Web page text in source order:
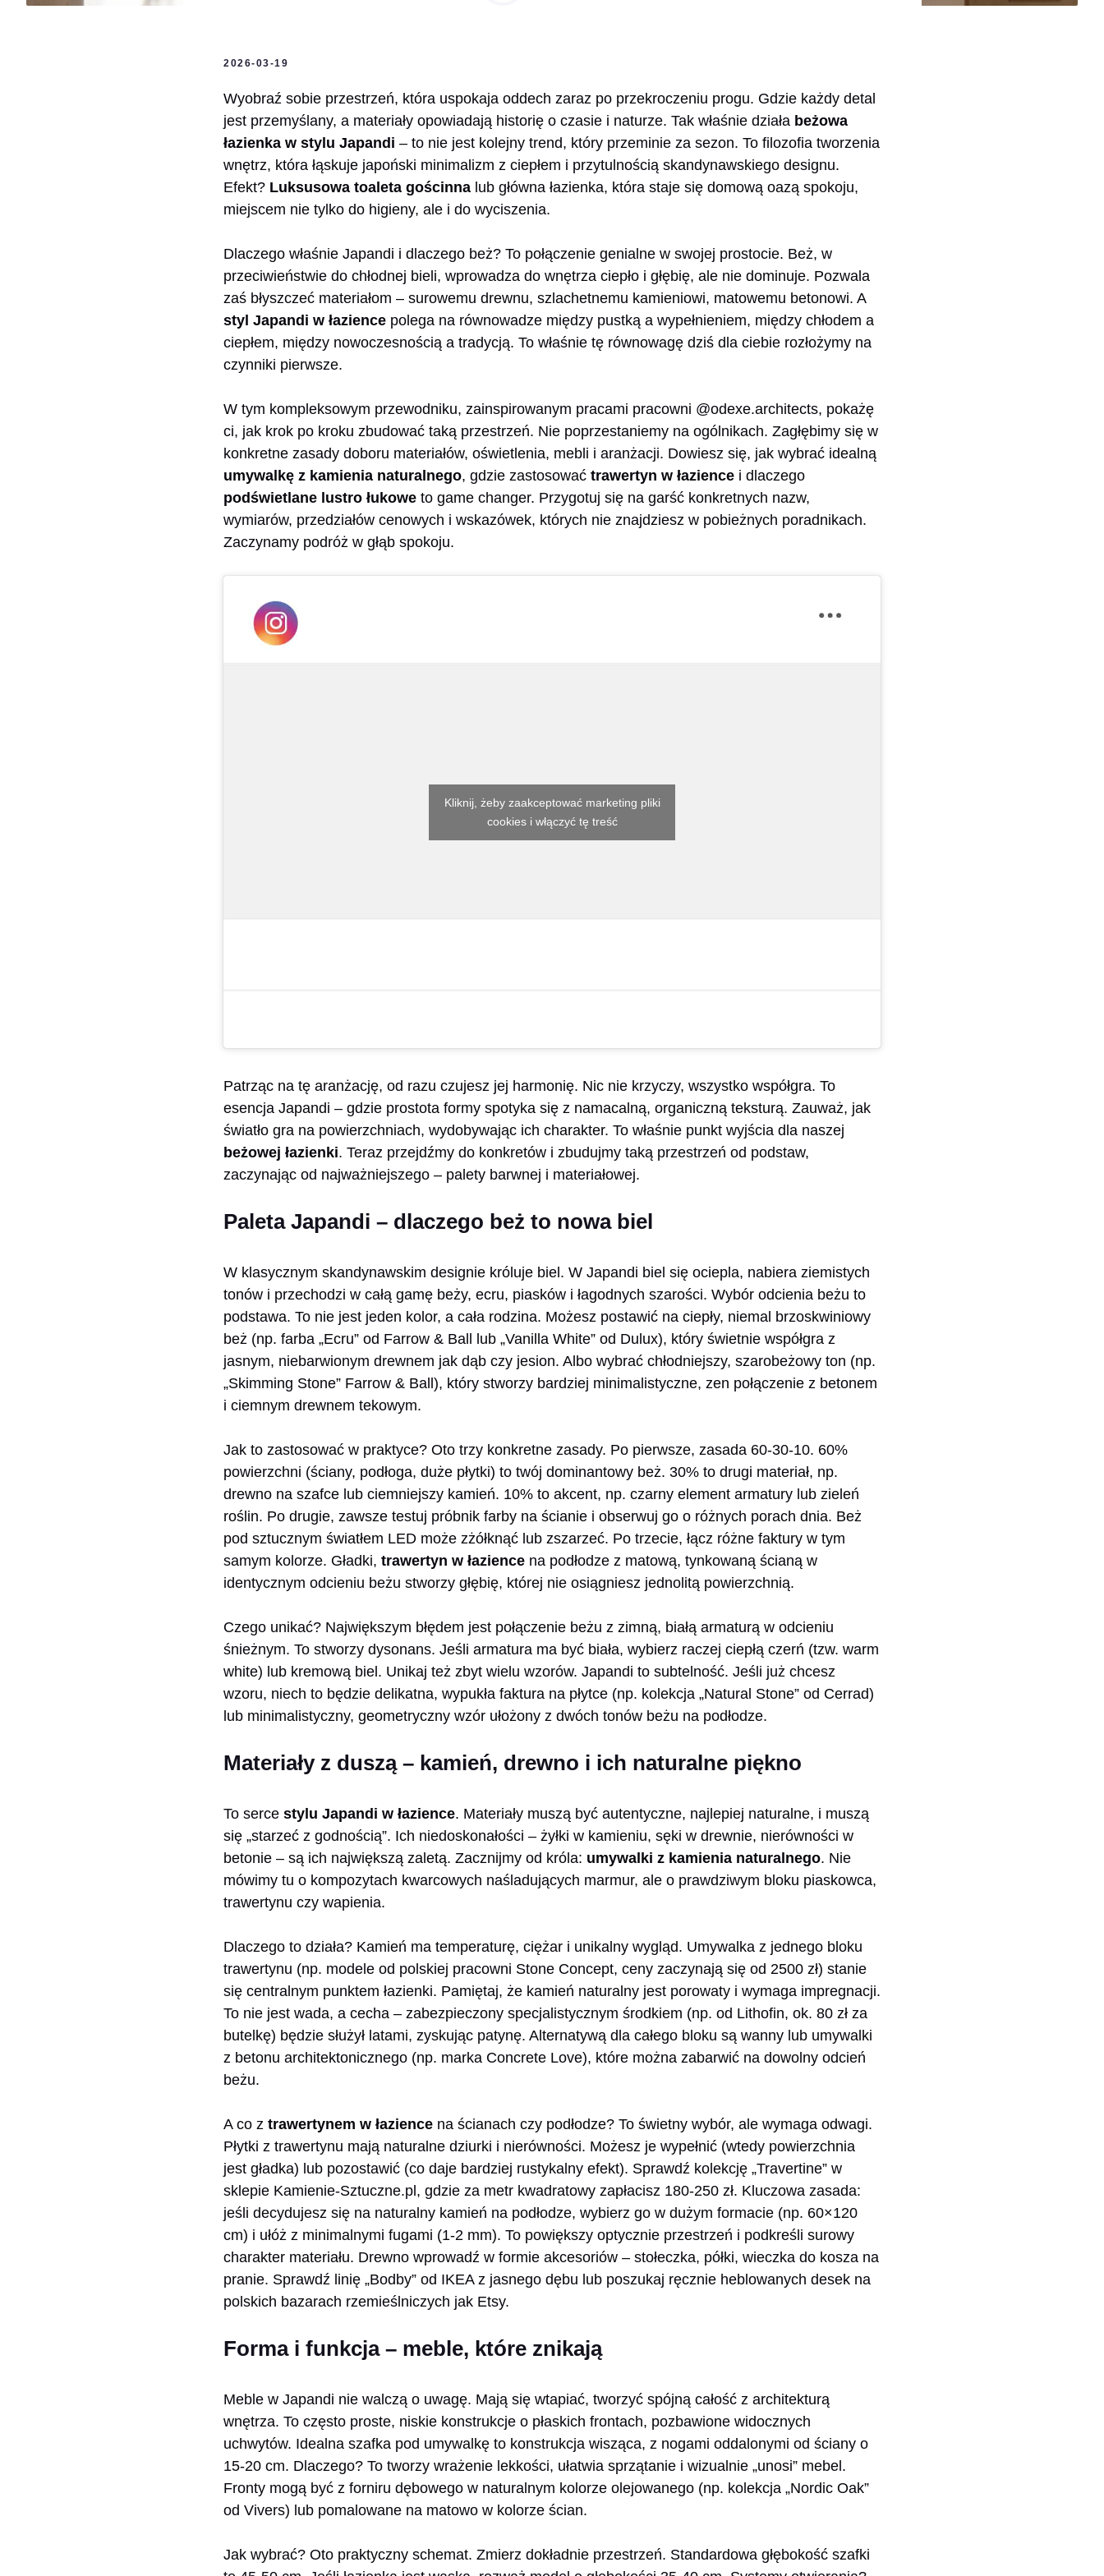
2026-03-19
Wyobraź sobie przestrzeń, która uspokaja oddech zaraz po przekroczeniu progu. Gdzie każdy detal
jest przemyślany, a materiały opowiadają historię o czasie i naturze. Tak właśnie działa beżowa
łazienka w stylu Japandi – to nie jest kolejny trend, który przeminie za sezon. To filozofia tworzenia
wnętrz, która łąskuje japoński minimalizm z ciepłem i przytulnością skandynawskiego designu.
Efekt? Luksusowa toaleta gościnna lub główna łazienka, która staje się domową oazą spokoju,
miejscem nie tylko do higieny, ale i do wyciszenia.
Dlaczego właśnie Japandi i dlaczego beż? To połączenie genialne w swojej prostocie. Beż, w
przeciwieństwie do chłodnej bieli, wprowadza do wnętrza ciepło i głębię, ale nie dominuje. Pozwala
zaś błyszczeć materiałom – surowemu drewnu, szlachetnemu kamieniowi, matowemu betonowi. A
styl Japandi w łazience polega na równowadze między pustką a wypełnieniem, między chłodem a
ciepłem, między nowoczesnością a tradycją. To właśnie tę równowagę dziś dla ciebie rozłożymy na
czynniki pierwsze.
W tym kompleksowym przewodniku, zainspirowanym pracami pracowni @odexe.architects, pokażę
ci, jak krok po kroku zbudować taką przestrzeń. Nie poprzestaniemy na ogólnikach. Zagłębimy się w
konkretne zasady doboru materiałów, oświetlenia, mebli i aranżacji. Dowiesz się, jak wybrać idealną
umywalkę z kamienia naturalnego, gdzie zastosować trawertyn w łazience i dlaczego
podświetlane lustro łukowe to game changer. Przygotuj się na garść konkretnych nazw,
wymiarów, przedziałów cenowych i wskazówek, których nie znajdziesz w pobieżnych poradnikach.
Zaczynamy podróż w głąb spokoju.
Kliknij, żeby zaakceptować marketing pliki
cookies i włączyć tę treść
Patrząc na tę aranżację, od razu czujesz jej harmonię. Nic nie krzyczy, wszystko współgra. To
esencja Japandi – gdzie prostota formy spotyka się z namacalną, organiczną teksturą. Zauważ, jak
światło gra na powierzchniach, wydobywając ich charakter. To właśnie punkt wyjścia dla naszej
beżowej łazienki. Teraz przejdźmy do konkretów i zbudujmy taką przestrzeń od podstaw,
zaczynając od najważniejszego – palety barwnej i materiałowej.
Paleta Japandi – dlaczego beż to nowa biel
W klasycznym skandynawskim designie króluje biel. W Japandi biel się ociepla, nabiera ziemistych
tonów i przechodzi w całą gamę beży, ecru, piasków i łagodnych szarości. Wybór odcienia beżu to
podstawa. To nie jest jeden kolor, a cała rodzina. Możesz postawić na ciepły, niemal brzoskwiniowy
beż (np. farba „Ecru” od Farrow & Ball lub „Vanilla White” od Dulux), który świetnie współgra z
jasnym, niebarwionym drewnem jak dąb czy jesion. Albo wybrać chłodniejszy, szarobeżowy ton (np.
„Skimming Stone” Farrow & Ball), który stworzy bardziej minimalistyczne, zen połączenie z betonem
i ciemnym drewnem tekowym.
Jak to zastosować w praktyce? Oto trzy konkretne zasady. Po pierwsze, zasada 60-30-10. 60%
powierzchni (ściany, podłoga, duże płytki) to twój dominantowy beż. 30% to drugi materiał, np.
drewno na szafce lub ciemniejszy kamień. 10% to akcent, np. czarny element armatury lub zieleń
roślin. Po drugie, zawsze testuj próbnik farby na ścianie i obserwuj go o różnych porach dnia. Beż
pod sztucznym światłem LED może zżółknąć lub zszarzeć. Po trzecie, łącz różne faktury w tym
samym kolorze. Gładki, trawertyn w łazience na podłodze z matową, tynkowaną ścianą w
identycznym odcieniu beżu stworzy głębię, której nie osiągniesz jednolitą powierzchnią.
Czego unikać? Największym błędem jest połączenie beżu z zimną, białą armaturą w odcieniu
śnieżnym. To stworzy dysonans. Jeśli armatura ma być biała, wybierz raczej ciepłą czerń (tzw. warm
white) lub kremową biel. Unikaj też zbyt wielu wzorów. Japandi to subtelność. Jeśli już chcesz
wzoru, niech to będzie delikatna, wypukła faktura na płytce (np. kolekcja „Natural Stone” od Cerrad)
lub minimalistyczny, geometryczny wzór ułożony z dwóch tonów beżu na podłodze.
Materiały z duszą – kamień, drewno i ich naturalne piękno
To serce stylu Japandi w łazience. Materiały muszą być autentyczne, najlepiej naturalne, i muszą
się „starzeć z godnością”. Ich niedoskonałości – żyłki w kamieniu, sęki w drewnie, nierówności w
betonie – są ich największą zaletą. Zacznijmy od króla: umywalki z kamienia naturalnego. Nie
mówimy tu o kompozytach kwarcowych naśladujących marmur, ale o prawdziwym bloku piaskowca,
trawertynu czy wapienia.
Dlaczego to działa? Kamień ma temperaturę, ciężar i unikalny wygląd. Umywalka z jednego bloku
trawertynu (np. modele od polskiej pracowni Stone Concept, ceny zaczynają się od 2500 zł) stanie
się centralnym punktem łazienki. Pamiętaj, że kamień naturalny jest porowaty i wymaga impregnacji.
To nie jest wada, a cecha – zabezpieczony specjalistycznym środkiem (np. od Lithofin, ok. 80 zł za
butelkę) będzie służył latami, zyskując patynę. Alternatywą dla całego bloku są wanny lub umywalki
z betonu architektonicznego (np. marka Concrete Love), które można zabarwić na dowolny odcień
beżu.
A co z trawertynem w łazience na ścianach czy podłodze? To świetny wybór, ale wymaga odwagi.
Płytki z trawertynu mają naturalne dziurki i nierówności. Możesz je wypełnić (wtedy powierzchnia
jest gładka) lub pozostawić (co daje bardziej rustykalny efekt). Sprawdź kolekcję „Travertine” w
sklepie Kamienie-Sztuczne.pl, gdzie za metr kwadratowy zapłacisz 180-250 zł. Kluczowa zasada:
jeśli decydujesz się na naturalny kamień na podłodze, wybierz go w dużym formacie (np. 60×120
cm) i ułóż z minimalnymi fugami (1-2 mm). To powiększy optycznie przestrzeń i podkreśli surowy
charakter materiału. Drewno wprowadź w formie akcesoriów – stołeczka, półki, wieczka do kosza na
pranie. Sprawdź linię „Bodby” od IKEA z jasnego dębu lub poszukaj ręcznie heblowanych desek na
polskich bazarach rzemieślniczych jak Etsy.
Forma i funkcja – meble, które znikają
Meble w Japandi nie walczą o uwagę. Mają się wtapiać, tworzyć spójną całość z architekturą
wnętrza. To często proste, niskie konstrukcje o płaskich frontach, pozbawione widocznych
uchwytów. Idealna szafka pod umywalkę to konstrukcja wisząca, z nogami oddalonymi od ściany o
15-20 cm. Dlaczego? To tworzy wrażenie lekkości, ułatwia sprzątanie i wizualnie „unosi” mebel.
Fronty mogą być z forniru dębowego w naturalnym kolorze olejowanego (np. kolekcja „Nordic Oak”
od Vivers) lub pomalowane na matowo w kolorze ścian.
Jak wybrać? Oto praktyczny schemat. Zmierz dokładnie przestrzeń. Standardowa głębokość szafki